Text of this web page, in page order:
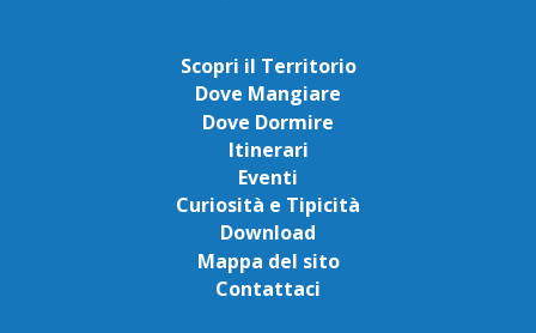
Scopri il Territorio
Dove Mangiare
Dove Dormire
Itinerari
Eventi
Curiosità e Tipicità
Download
Mappa del sito
Contattaci